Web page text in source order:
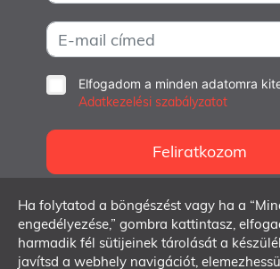
Elfogadom a minden adatomra
Adatkezelési szabályzatot
Feliratkozom
info@dmlab.hu
1062 Budapest, Andrássy út
Ha folytatod a böngészést vagy ha a
engedélyezése,” gombra kattintasz,
harmadik fél sütijeinek tárolását a
javítsd a webhely navigációt,